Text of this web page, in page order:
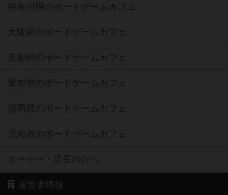
神奈川県のボードゲームカフェ
大阪府のボードゲームカフェ
京都府のボードゲームカフェ
愛知県のボードゲームカフェ
福岡県のボードゲームカフェ
北海道のボードゲームカフェ
オーナー・店長の方へ
運営者情報